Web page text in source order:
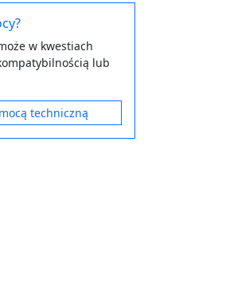
w kwestiach
lub
techniczną